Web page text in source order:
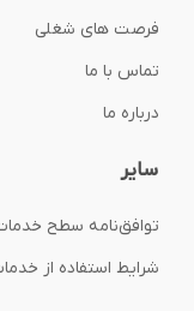
فرصت های شغلی
تماس با ما
درباره ما
سایر
توافق‌نامه‌ سطح
شرایط استفاده از